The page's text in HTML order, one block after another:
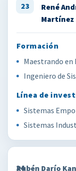
23
René
Martínez
Maestrando
Ingeniero de
Sistemas
Sistemas
24
Rubén Darío